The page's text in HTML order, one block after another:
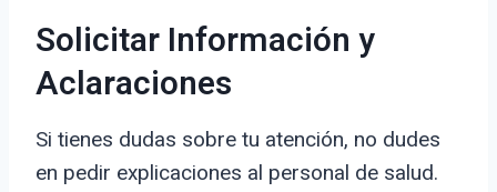
Solicitar Información y
Aclaraciones
Si tienes dudas sobre tu atención, no dudes
en pedir explicaciones al personal de salud.